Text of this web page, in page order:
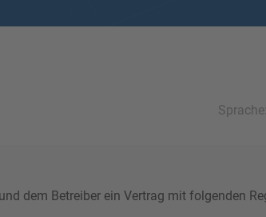
Sprache:
dem Betreiber ein Vertrag mit folgenden